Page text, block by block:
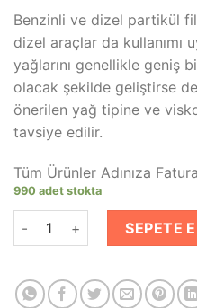
Benzinli ve dizel partikül
dizel araçlar da kullanımı
yağlarını genellikle geniş
olacak şekilde geliştirse
önerilen yağ tipine ve
tavsiye edilir.
Tüm Ürünler Adınıza
990 adet stokta
LIQUI MOLY 5W-30 TOP
SEPETE